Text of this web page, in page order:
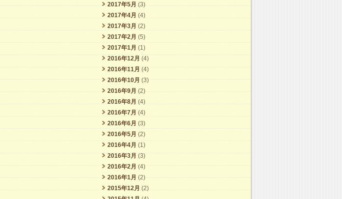
2017年5月 (3)
2017年4月 (4)
2017年3月 (2)
2017年2月 (5)
2017年1月 (1)
2016年12月 (4)
2016年11月 (4)
2016年10月 (3)
2016年9月 (2)
2016年8月 (4)
2016年7月 (4)
2016年6月 (3)
2016年5月 (2)
2016年4月 (1)
2016年3月 (3)
2016年2月 (4)
2016年1月 (2)
2015年12月 (2)